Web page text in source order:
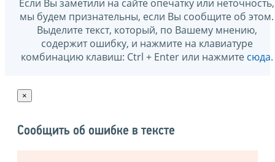
Если Вы заметили на сайте опечатку или неточность,
мы будем признательны, если Вы сообщите об этом.
Выделите текст, который, по Вашему мнению,
содержит ошибку, и нажмите на клавиатуре
комбинацию клавиш: Ctrl + Enter или нажмите сюда.
×
Сообщить об ошибке в тексте